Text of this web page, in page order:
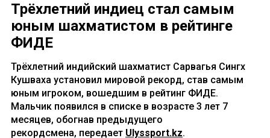
Трёхлетний индиец стал самым
юным шахматистом в рейтинге
ФИДЕ
Трёхлетний индийский шахматист Сарвагья Сингх
Кушваха установил мировой рекорд, став самым
юным игроком, вошедшим в рейтинг ФИДЕ.
Мальчик появился в списке в возрасте 3 лет 7
месяцев, обогнав предыдущего
рекордсмена, передает Ulyssport.kz.